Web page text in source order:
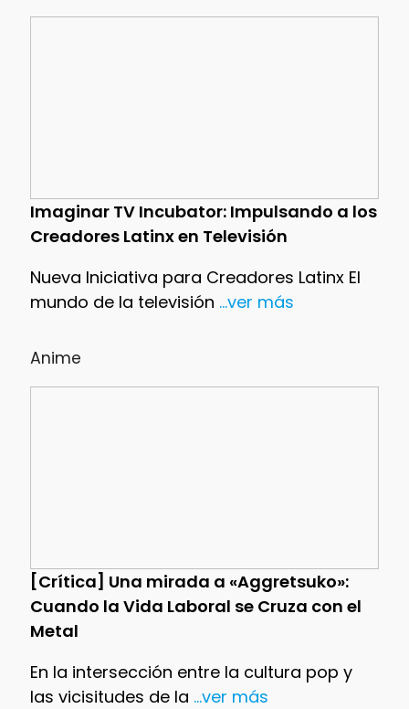
Imaginar TV Incubator: Impulsando a los
Creadores Latinx en Televisión
Nueva Iniciativa para Creadores Latinx El
mundo de la televisión ...ver más
Anime
[Crítica] Una mirada a «Aggretsuko»:
Cuando la Vida Laboral se Cruza con el
Metal
En la intersección entre la cultura pop y
las vicisitudes de la ...ver más